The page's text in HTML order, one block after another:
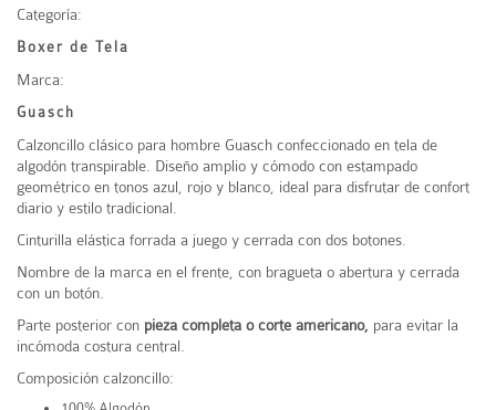
Categoría:
Boxer de Tela
Marca:
Guasch
Calzoncillo clásico para hombre Guasch confeccionado en tela de
algodón transpirable. Diseño amplio y cómodo con estampado
geométrico en tonos azul, rojo y blanco, ideal para disfrutar de confort
diario y estilo tradicional.
Cinturilla elástica forrada a juego y cerrada con dos botones.
Nombre de la marca en el frente, con bragueta o abertura y cerrada
con un botón.
Parte posterior con pieza completa o corte americano, para evitar la
incómoda costura central.
Composición calzoncillo: